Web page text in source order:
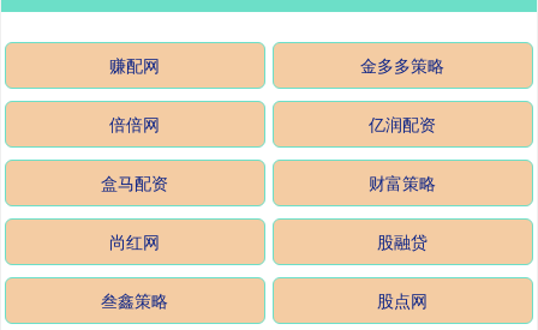
赚配网 金多多策略
倍倍网 亿润配资
盒马配资 财富策略
尚红网 股融贷
叁鑫策略 股点网